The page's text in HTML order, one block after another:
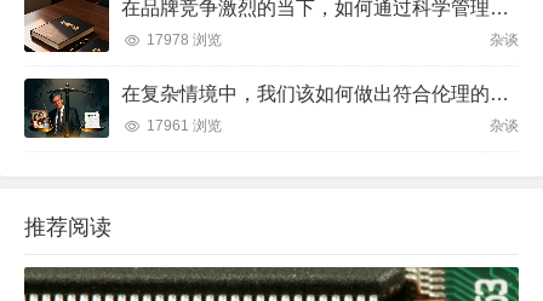
在品牌竞争激烈的当下，如何通过科学管理让品牌成为消费者心中不可替代的存在？
17978 浏览 杂谈
在复杂情境中，我们该如何做出符合伦理的决策？
17961 浏览 杂谈
推荐阅读